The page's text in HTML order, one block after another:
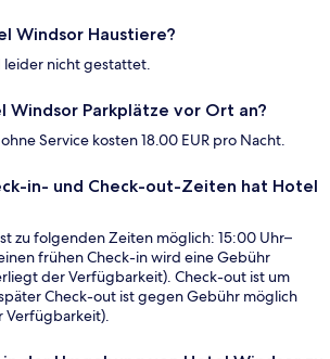
Windsor Haustiere?
leider nicht gestattet.
Windsor Parkplätze vor Ort an?
Service kosten 18.00 EUR pro Nacht.
in- und Check-out-Zeiten hat Hotel
zu folgenden Zeiten möglich: 15:00 Uhr–
frühen Check-in wird eine Gebühr
der Verfügbarkeit). Check-out ist um
später Check-out ist gegen Gebühr möglich
Verfügbarkeit).